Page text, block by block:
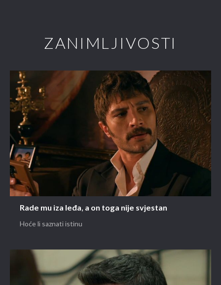
ZANIMLJIVOSTI
Rade mu iza leđa, a on toga nije svjestan
Hoće li saznati istinu